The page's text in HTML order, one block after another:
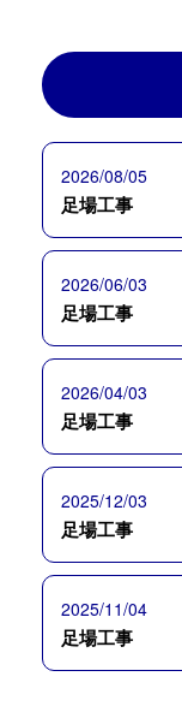
2026/08/05
足場工事
2026/06/03
足場工事
2026/04/03
足場工事
2025/12/03
足場工事
2025/11/04
足場工事